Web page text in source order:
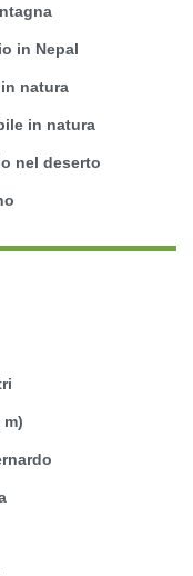
in Nepal
natura
in natura
nel deserto
m)